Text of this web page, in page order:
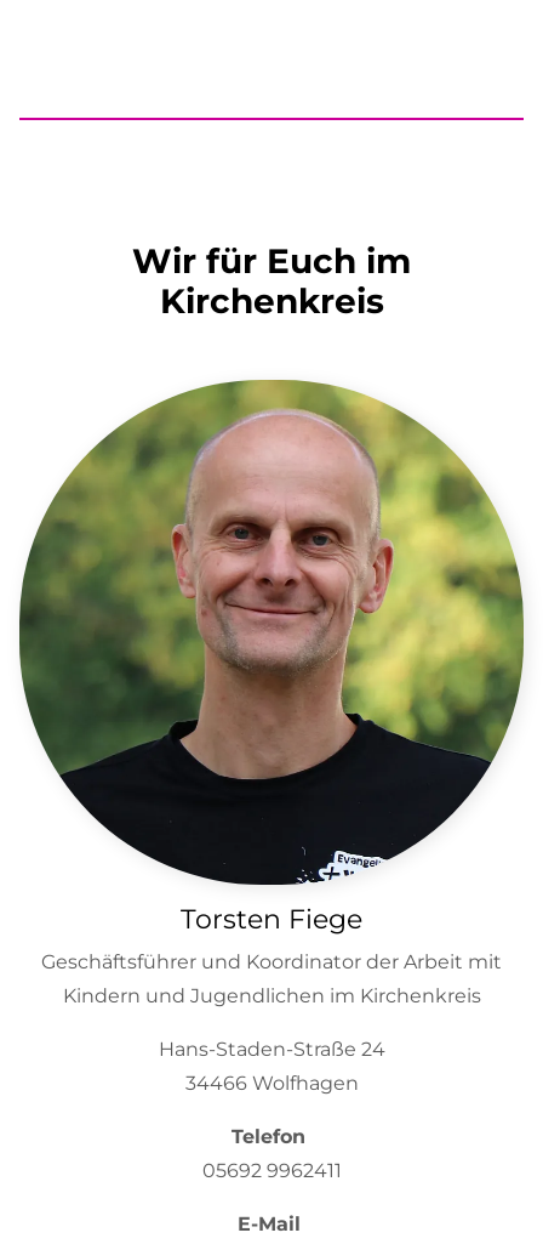
Wir für Euch im
Kirchenkreis
Torsten Fiege
Geschäftsführer und Koordinator der Arbeit mit
Kindern und Jugendlichen im Kirchenkreis
Hans-Staden-Straße 24
34466 Wolfhagen
Telefon
05692 9962411
E-Mail